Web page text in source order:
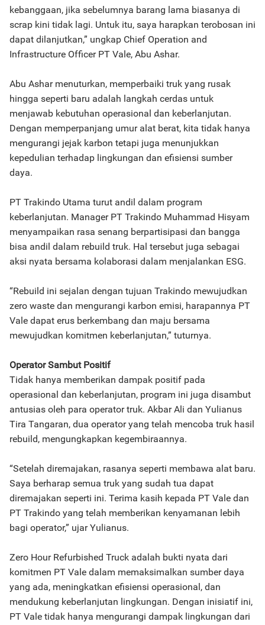
kebanggaan, jika sebelumnya barang lama biasanya di
scrap kini tidak lagi. Untuk itu, saya harapkan terobosan ini
dapat dilanjutkan,” ungkap Chief Operation and
Infrastructure Officer PT Vale, Abu Ashar.
Abu Ashar menuturkan, memperbaiki truk yang rusak
hingga seperti baru adalah langkah cerdas untuk
menjawab kebutuhan operasional dan keberlanjutan.
Dengan memperpanjang umur alat berat, kita tidak hanya
mengurangi jejak karbon tetapi juga menunjukkan
kepedulian terhadap lingkungan dan efisiensi sumber
daya.
PT Trakindo Utama turut andil dalam program
keberlanjutan. Manager PT Trakindo Muhammad Hisyam
menyampaikan rasa senang berpartisipasi dan bangga
bisa andil dalam rebuild truk. Hal tersebut juga sebagai
aksi nyata bersama kolaborasi dalam menjalankan ESG.
“Rebuild ini sejalan dengan tujuan Trakindo mewujudkan
zero waste dan mengurangi karbon emisi, harapannya PT
Vale dapat erus berkembang dan maju bersama
mewujudkan komitmen keberlanjutan,” tuturnya.
Operator Sambut Positif
Tidak hanya memberikan dampak positif pada
operasional dan keberlanjutan, program ini juga disambut
antusias oleh para operator truk. Akbar Ali dan Yulianus
Tira Tangaran, dua operator yang telah mencoba truk hasil
rebuild, mengungkapkan kegembiraannya.
“Setelah diremajakan, rasanya seperti membawa alat baru.
Saya berharap semua truk yang sudah tua dapat
diremajakan seperti ini. Terima kasih kepada PT Vale dan
PT Trakindo yang telah memberikan kenyamanan lebih
bagi operator,” ujar Yulianus.
Zero Hour Refurbished Truck adalah bukti nyata dari
komitmen PT Vale dalam memaksimalkan sumber daya
yang ada, meningkatkan efisiensi operasional, dan
mendukung keberlanjutan lingkungan. Dengan inisiatif ini,
PT Vale tidak hanya mengurangi dampak lingkungan dari